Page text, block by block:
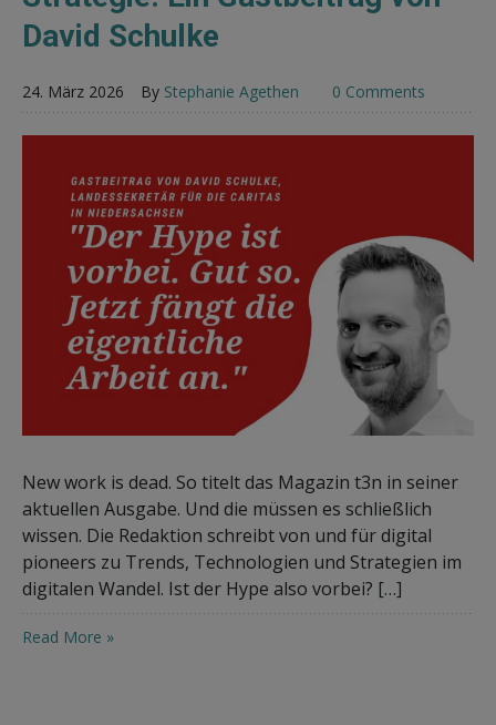
David Schulke
24. März 2026 By Stephanie Agethen 0 Comments
New work is dead. So titelt das Magazin t3n in seiner
aktuellen Ausgabe. Und die müssen es schließlich
wissen. Die Redaktion schreibt von und für digital
pioneers zu Trends, Technologien und Strategien im
digitalen Wandel. Ist der Hype also vorbei? […]
Read More »